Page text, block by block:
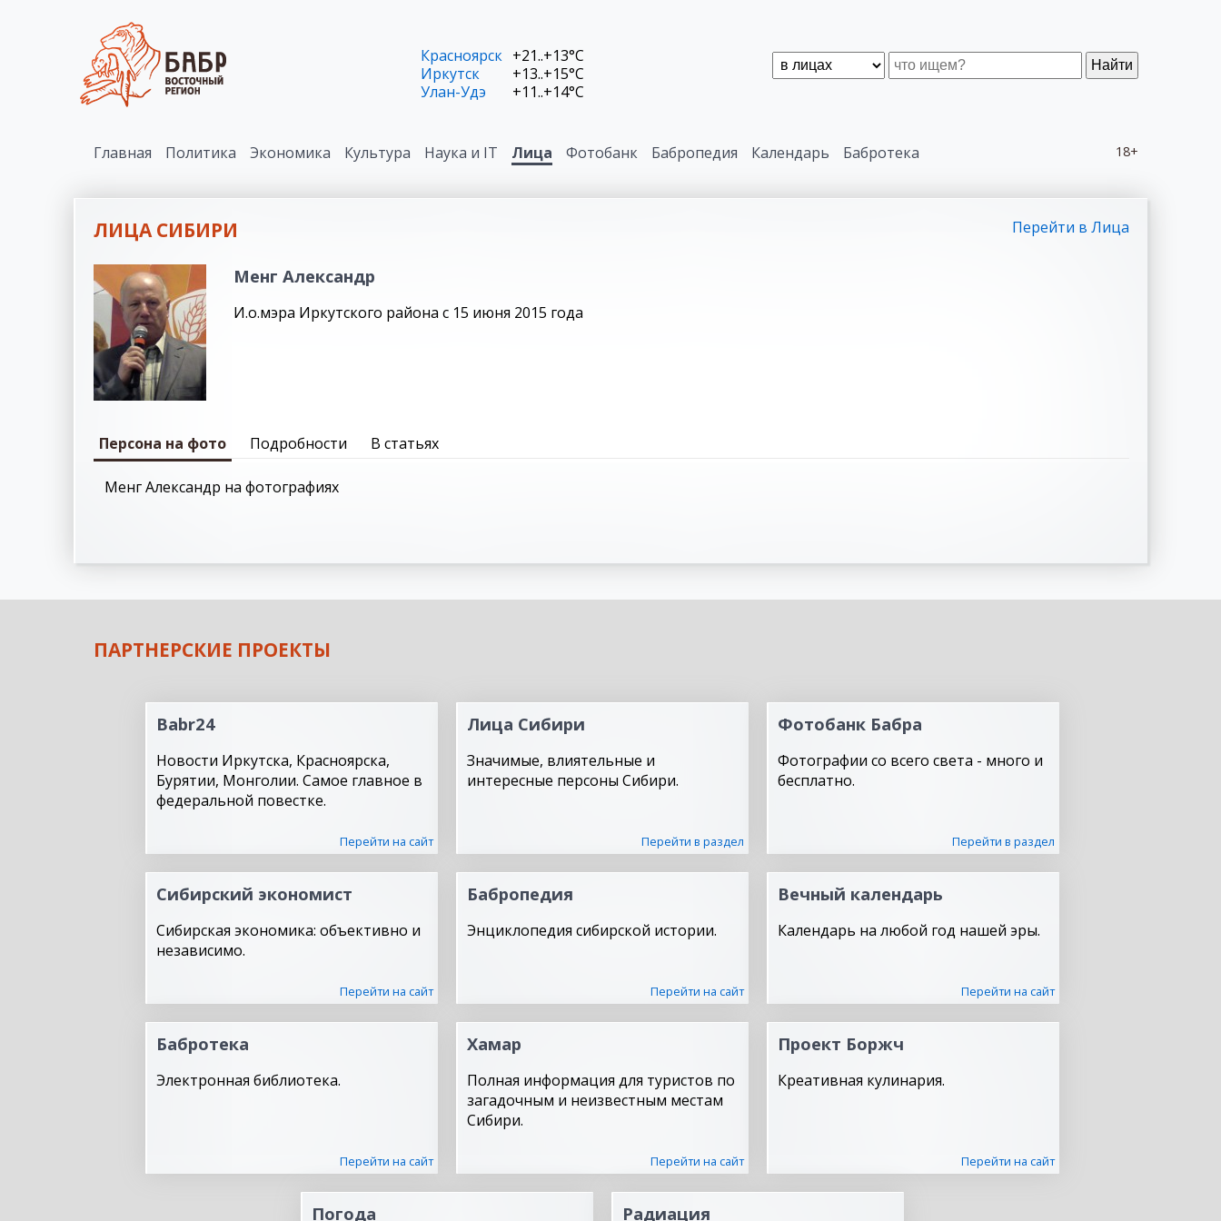
Найти
Красноярск +21..+13°C
Иркутск
+13..+15°C
Улан-Удэ
+11..+14°C
18+
Главная Политика Экономика Культура Наука и IT Лица Фотобанк Бабропедия Календарь Бабротека
ЛИЦА СИБИРИ Перейти в Лица
Менг Александр
И.о.мэра Иркутского района с 15 июня 2015 года
Персона на фото Подробности В статьях
Менг Александр на фотографиях
ПАРТНЕРСКИЕ ПРОЕКТЫ
Babr24
Новости Иркутска, Красноярска,
Бурятии, Монголии. Самое главное в
федеральной повестке.
Перейти на сайт
Лица Сибири
Значимые, влиятельные и
интересные персоны Сибири.
Перейти в раздел
Фотобанк Бабра
Фотографии со всего света - много и
бесплатно.
Перейти в раздел
Сибирский экономист
Сибирская экономика: объективно и
независимо.
Перейти на сайт
Бабропедия
Энциклопедия сибирской истории.
Перейти на сайт
Вечный календарь
Календарь на любой год нашей эры.
Перейти на сайт
Бабротека
Электронная библиотека.
Перейти на сайт
Хамар
Полная информация для туристов по
загадочным и неизвестным местам
Сибири.
Перейти на сайт
Проект Боржч
Креативная кулинария.
Перейти на сайт
Погода Радиация